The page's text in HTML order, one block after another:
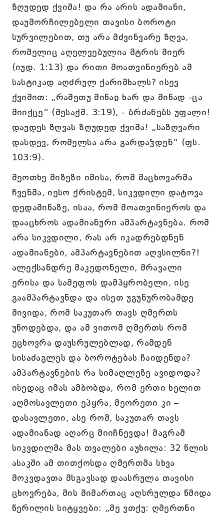
ზღუდედ ქვიშა! და რა არის ადამიანი,
დაუმორჩილებელი თავისი ბოროტი
სურვილებით, თუ არა მძვინვარე ზღვა,
რომელიც აღელვებულია მტრის მიერ
(იუდ. 1:13) და რითი მოათვინიერებ ამ
სასტიკად აღძრულ ქარიშხალს? ისევ
ქვიშით: „რამეთუ მიწაჲ ხარ და მიწად -ცა
მიიქცე“ (შესაქმ. 3:19), - ბრძანებს უფალი!
დაუდეს ზღვას ზღუდედ ქვიშა! „საზღვარი
დასდევ, რომელსა არა გარდაჴდენ“ (ფს.
103:9).
მეოთხე მიზეზი იმისა, რომ მაცხოვარმა
ჩვენმა, იესო ქრისტემ, სიკვდილი დატოვა
დედამიწაზე, ისაა, რომ მოათვინიეროს და
დააცხროს ადამიანური ამპარტავნება. რომ
არა სიკვდილი, რას არ იკადრებდნენ
ადამიანები, ამპარტავნებით აღვსილნი?!
ალექსანდრე მაკედონელი, მრავალი
ერისა და სამეფოს დამპყრობელი, ისე
გაამპარტავნდა და ისეთ უგუნურობამდე
მივიდა, რომ საკუთარ თავს ღმერთს
უწოდებდა, და ამ ვითომ ღმერთს რომ
ეცხოვრა დაუსრულებლად, რამდენ
სისაძაგლეს და ბოროტებას ჩაიდენდა?
ამპარტავნების რა სიმაღლეზე ავიდოდა?
ისედაც იმას ამბობდა, რომ ერთი ხელით
აღმოსავლეთი ეპყრა, მეორეთი კი –
დასავლეთი, ასე რომ, საკუთარ თავს
ადამიანად აღარც მიიჩნევდა! მაგრამ
სიკვდილმა მას თვალები აუხილა: 32 წლის
ასაკში ამ თითქოსდა ღმერთმა სხვა
მოკვდავთა მსგავსად დაასრულა თავისი
ცხოვრება, მის მიმართაც აღსრულდა წმიდა
წერილის სიტყვები: „მე ვთქუ: ღმერთნი